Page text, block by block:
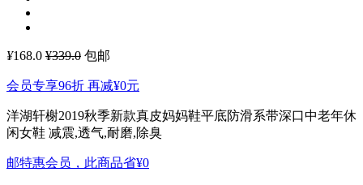
¥168.0 ¥339.0 包邮
会员专享96折 再减¥0元
洋湖轩榭2019秋季新款真皮妈妈鞋平底防滑系带深口中老年休
闲女鞋 减震,透气,耐磨,除臭
邮特惠会员，此商品省¥0